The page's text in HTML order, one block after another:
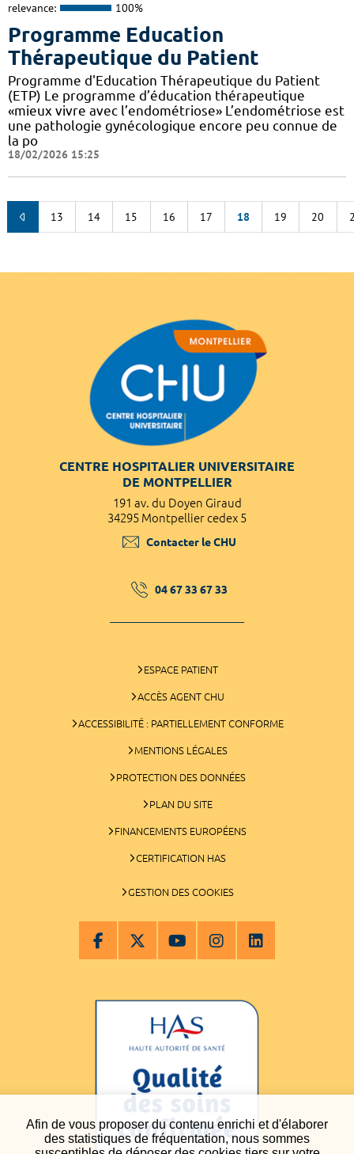
Afin de vous proposer du contenu enrichi et d'élaborer
des statistiques de fréquentation, nous sommes
relevance: 100%
Programme Education
Thérapeutique du Patient
Programme d'Education Thérapeutique du Patient
(ETP) Le programme d’éducation thérapeutique
«mieux vivre avec l’endométriose» L’endométriose est
une pathologie gynécologique encore peu connue de
la po
18/02/2026 15:25
13 14 15 16 17 18 19 20
CENTRE HOSPITALIER UNIVERSITAIRE
DE MONTPELLIER
191 av. du Doyen Giraud
34295 Montpellier cedex 5
Contacter le CHU
04 67 33 67 33
ESPACE PATIENT
ACCÈS AGENT CHU
ACCESSIBILITÉ : PARTIELLEMENT CONFORME
MENTIONS LÉGALES
PROTECTION DES DONNÉES
PLAN DU SITE
FINANCEMENTS EUROPÉENS
CERTIFICATION HAS
GESTION DES COOKIES